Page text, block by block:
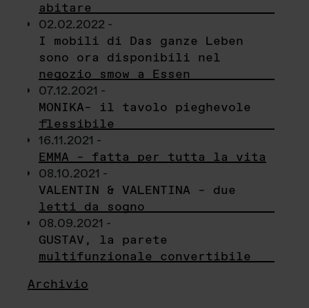
abitare
02.02.2022 -
I mobili di Das ganze Leben
sono ora disponibili nel
negozio smow a Essen
07.12.2021 -
MONIKA– il tavolo pieghevole
flessibile
16.11.2021 -
EMMA – fatta per tutta la vita
08.10.2021 -
VALENTIN & VALENTINA – due
letti da sogno
08.09.2021 -
GUSTAV, la parete
multifunzionale convertibile
Archivio